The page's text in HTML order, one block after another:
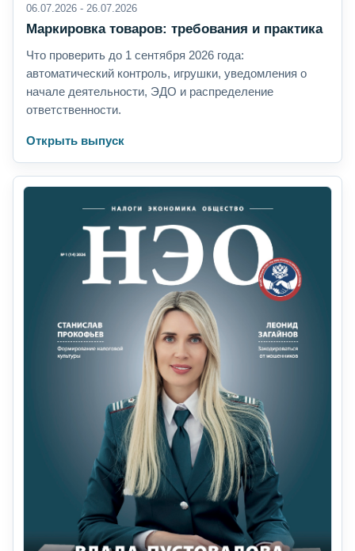
06.07.2026 - 26.07.2026
Маркировка товаров: требования и практика
Что проверить до 1 сентября 2026 года:
автоматический контроль, игрушки, уведомления о
начале деятельности, ЭДО и распределение
ответственности.
Открыть выпуск